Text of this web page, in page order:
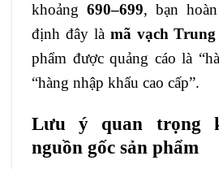
khoảng690–699, bạn
định đây là mã vạch Trung
phẩm được quảng cáo là
“hàng nhập khẩu cao cấp”.
Lưu ý quan trọng
nguồn gốc sản phẩm